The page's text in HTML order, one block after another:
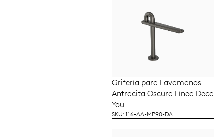
LEER MÁS
Grifería para Lavamanos
Antracita Oscura Línea Deca
You
SKU: 116-AA-MP90-DA